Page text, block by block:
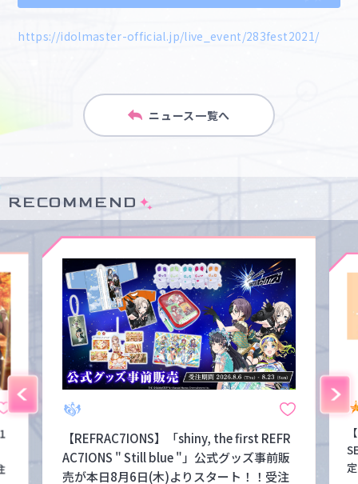
https://idolmaster-official.jp/live_event/283fest2021/
ニュース一覧へ
RECOMMEND
【REFRAC7IONS】「shiny, the first REFR
AC7IONS " Still blue "」公式グッズ事前販
売が本日8月6日(木)よりスタート！！受注